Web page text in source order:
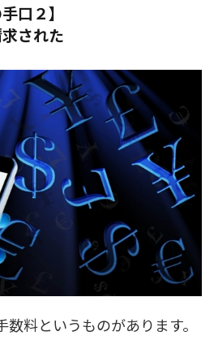
口２】
された
数料というものがあります。